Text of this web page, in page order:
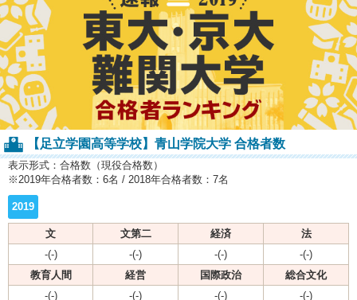
【足立学園高等学校】青山学院大学 合格者数
表示形式：合格数（現役合格数）
※2019年合格者数：6名 / 2018年合格者数：7名
2019
文 文第二 経済
法
-(-)
-(-) -(-)
-(-)
教育人間
経営 国際政治
総合文化
-(-)
-(-) -(-)
-(-)